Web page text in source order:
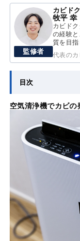
監修者
カビド
牧平 幸
カビド
の経験
質を目指
代表の
目次
空気清浄機でカビの